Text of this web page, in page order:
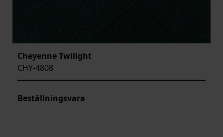
Cheyenne Twilight
CHY-4808
Beställningsvara